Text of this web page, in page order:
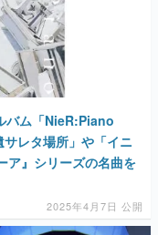
バム「NieR:Piano
レタ場所」や「イニ
ア』シリーズの名曲を
2025年4月7日 公開